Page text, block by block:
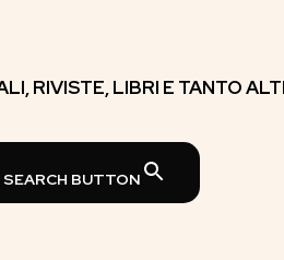
RIVISTE, LIBRI E TANTO
SEARCH BUTTON